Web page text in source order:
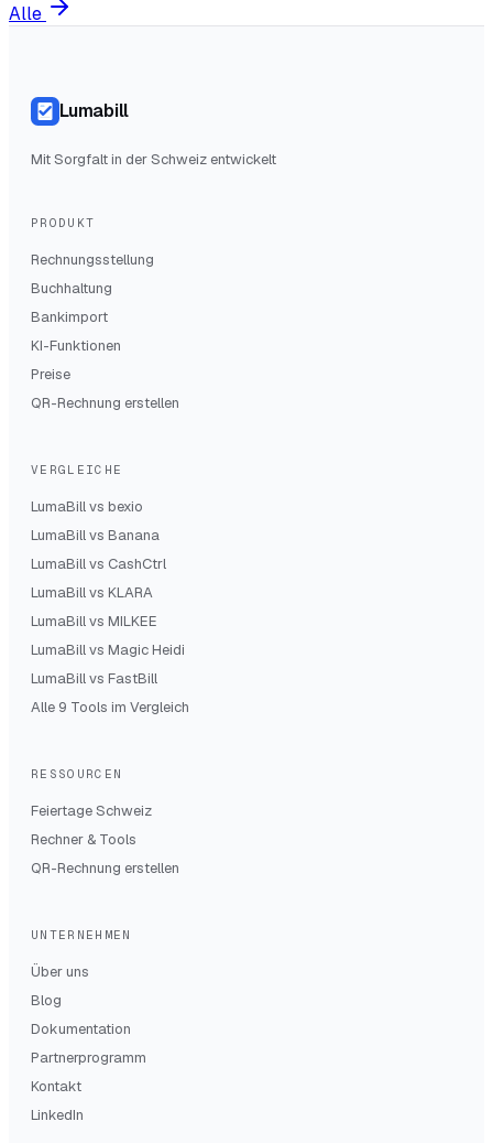
Alle
Lumabill
Mit Sorgfalt in der Schweiz entwickelt
PRODUKT
Rechnungsstellung
Buchhaltung
Bankimport
KI-Funktionen
Preise
QR-Rechnung erstellen
VERGLEICHE
LumaBill vs bexio
LumaBill vs Banana
LumaBill vs CashCtrl
LumaBill vs KLARA
LumaBill vs MILKEE
LumaBill vs Magic Heidi
LumaBill vs FastBill
Alle 9 Tools im Vergleich
RESSOURCEN
Feiertage Schweiz
Rechner & Tools
QR-Rechnung erstellen
UNTERNEHMEN
Über uns
Blog
Dokumentation
Partnerprogramm
Kontakt
LinkedIn